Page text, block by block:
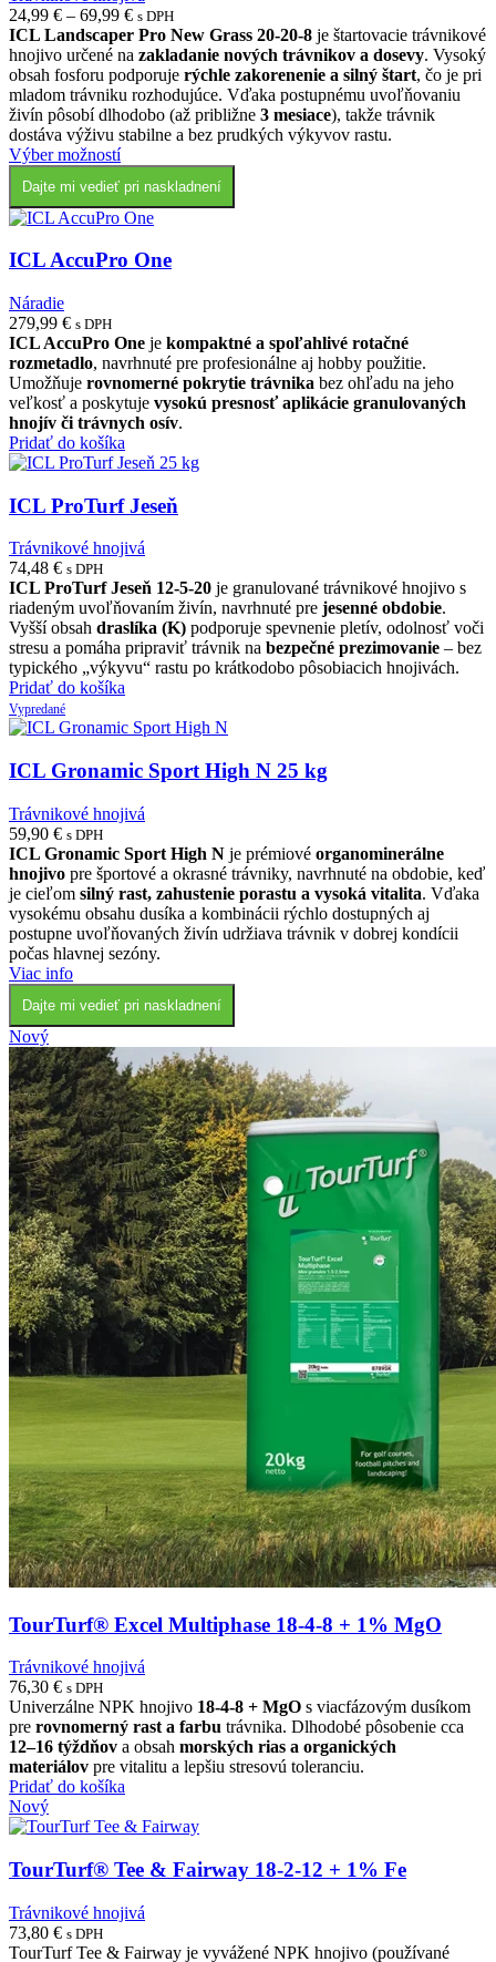
24,99 € – 69,99 €Price
range:
24,99 €
through
69,99 €
s DPH
ICL Landscaper Pro New Grass 20-20-8 je štartovacie trávnikové
hnojivo určené na zakladanie nových trávnikov a dosevy. Vysoký
obsah fosforu podporuje rýchle zakorenenie a silný štart, čo je pri
mladom trávniku rozhodujúce. Vďaka postupnému uvoľňovaniu
živín pôsobí dlhodobo (až približne 3 mesiace), takže trávnik
dostáva výživu stabilne a bez prudkých výkyvov rastu.
Výber možnostíTento
produkt
má
viacero
Možnosti
si
na
stránke
produktu.
Dajte mi vedieť pri naskladnení
ICL AccuPro One
Náradie
279,99 € s DPH
ICL AccuPro One je kompaktné a spoľahlivé rotačné
rozmetadlo, navrhnuté pre profesionálne aj hobby použitie.
Umožňuje rovnomerné pokrytie trávnika bez ohľadu na jeho
veľkosť a poskytuje vysokú presnosť aplikácie granulovaných
hnojív či trávnych osív.
Pridať do košíka
ICL ProTurf Jeseň
Trávnikové hnojivá
74,48 € s DPH
ICL ProTurf Jeseň 12-5-20 je granulované trávnikové hnojivo s
riadeným uvoľňovaním živín, navrhnuté pre jesenné obdobie.
Vyšší obsah draslíka (K) podporuje spevnenie pletív, odolnosť voči
stresu a pomáha pripraviť trávnik na bezpečné prezimovanie – bez
typického „výkyvu“ rastu po krátkodobo pôsobiacich hnojivách.
Pridať do košíka
Vypredané
ICL Gronamic Sport High N 25 kg
Trávnikové hnojivá
59,90 € s DPH
ICL Gronamic Sport High N je prémiové organominerálne
hnojivo pre športové a okrasné trávniky, navrhnuté na obdobie, keď
je cieľom silný rast, zahustenie porastu a vysoká vitalita. Vďaka
vysokému obsahu dusíka a kombinácii rýchlo dostupných aj
postupne uvoľňovaných živín udržiava trávnik v dobrej kondícii
počas hlavnej sezóny.
Viac info
Dajte mi vedieť pri naskladnení
Nový
TourTurf® Excel Multiphase 18-4-8 + 1% MgO
Trávnikové hnojivá
76,30 € s DPH
Univerzálne NPK hnojivo 18-4-8 + MgO s viacfázovým dusíkom
pre rovnomerný rast a farbu trávnika. Dlhodobé pôsobenie cca
12–16 týždňov a obsah morských rias a organických
materiálov pre vitalitu a lepšiu stresovú toleranciu.
Pridať do košíka
Nový
TourTurf® Tee & Fairway 18-2-12 + 1% Fe
Trávnikové hnojivá
73,80 € s DPH
TourTurf Tee & Fairway je vyvážené NPK hnojivo (používané